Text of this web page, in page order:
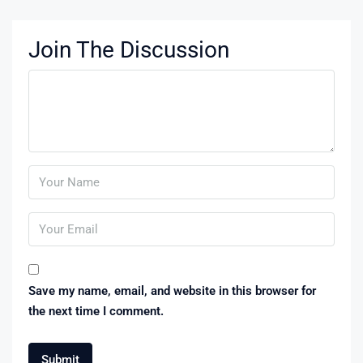
Join The Discussion
Save my name, email, and website in this browser for
the next time I comment.